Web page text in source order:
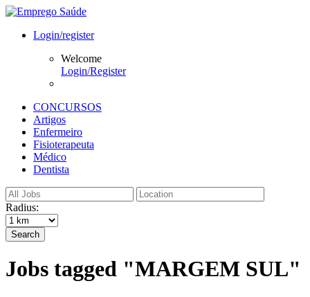
Login/register
Welcome
Login/Register
CONCURSOS
Artigos
Enfermeiro
Fisioterapeuta
Médico
Dentista
Radius:
Search
Jobs tagged "MARGEM SUL"